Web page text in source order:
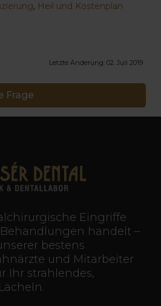
, Heil und Kostenplan
Letzte Änderung: 02. Juli 2019
Frage
Eingriffe
handelt –
bestens
und Mitarbeiter
Ihr strahlendes,